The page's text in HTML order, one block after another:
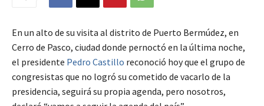
En un alto de su visita al distrito de Puerto Bermúdez, en
Cerro de Pasco, ciudad donde pernoctó en la última noche,
el presidente Pedro Castillo reconoció hoy que el grupo de
congresistas que no logró su cometido de vacarlo de la
presidencia, seguirá su propia agenda, pero nosotros,